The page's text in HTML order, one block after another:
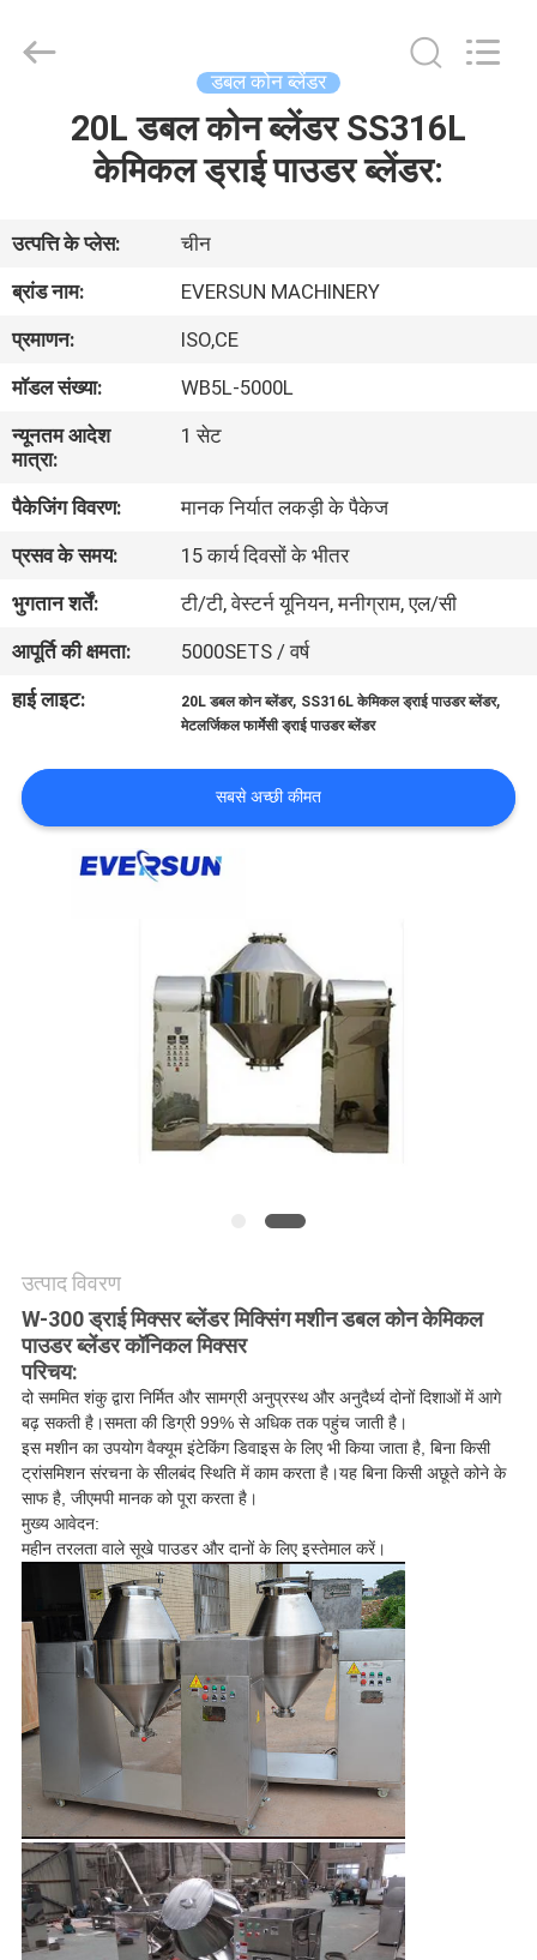
वीआर
दिखाएँ
हमारे
बारे
में
कारखाना
भ्रमण
गुणवत्ता
संपर्क
गोपनीयता
नीति
डबल कोन ब्लेंडर
20L डबल कोन ब्लेंडर SS316L
केमिकल ड्राई पाउडर ब्लेंडर:
उत्पत्ति के प्लेस:
चीन
ब्रांड नाम:
EVERSUN MACHINERY
प्रमाणन:
ISO,CE
मॉडल संख्या:
WB5L-5000L
न्यूनतम आदेश
मात्रा:
1 सेट
पैकेजिंग विवरण:
मानक निर्यात लकड़ी के पैकेज
प्रसव के समय:
15 कार्य दिवसों के भीतर
भुगतान शर्तें:
टी/टी, वेस्टर्न यूनियन, मनीग्राम, एल/सी
आपूर्ति की क्षमता:
5000SETS / वर्ष
हाई लाइट:
20L डबल कोन ब्लेंडर, SS316L केमिकल ड्राई पाउडर ब्लेंडर,
मेटलर्जिकल फार्मेसी ड्राई पाउडर ब्लेंडर
सबसे अच्छी कीमत
उत्पाद विवरण
W-300 ड्राई मिक्सर ब्लेंडर मिक्सिंग मशीन डबल कोन केमिकल
पाउडर ब्लेंडर कॉनिकल मिक्सर
परिचय:
दो सममित शंकु द्वारा निर्मित और सामग्री अनुप्रस्थ और अनुदैर्ध्य दोनों दिशाओं में आगे
बढ़ सकती है।समता की डिग्री 99% से अधिक तक पहुंच जाती है।
इस मशीन का उपयोग वैक्यूम इंटेकिंग डिवाइस के लिए भी किया जाता है, बिना किसी
ट्रांसमिशन संरचना के सीलबंद स्थिति में काम करता है।यह बिना किसी अछूते कोने के
साफ है, जीएमपी मानक को पूरा करता है।
मुख्य आवेदन:
महीन तरलता वाले सूखे पाउडर और दानों के लिए इस्तेमाल करें।